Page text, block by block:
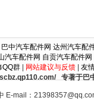
巴中汽车配件网 达州汽车配
汽车配件网 自贡汽车配件网
QQ群| 网站建议与反馈| 友
专著于巴
E-mail：